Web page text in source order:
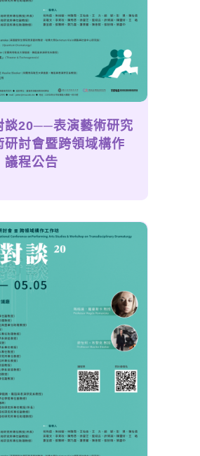
談20──表演藝術研究
研討會暨跨領域構作
議程公告